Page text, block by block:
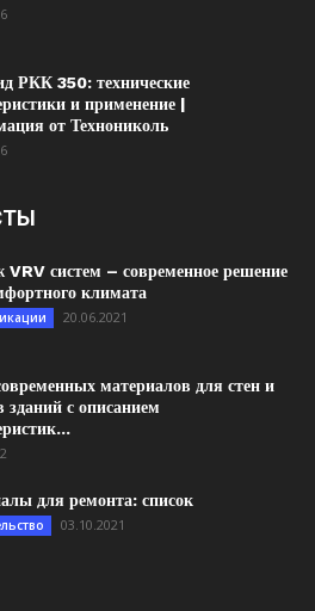
РКК 350: технические
и применение |
от Технониколь
систем – современное решение
климата
20.06.2021
материалов для стен и
зданий с описанием
для ремонта: список
03.10.2021